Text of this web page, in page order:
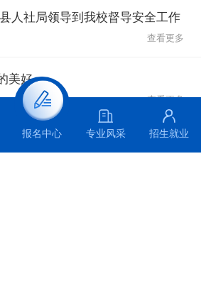
人社局领导到我校督导安全工作
查看更多
美好
查看更多
主题宣讲 | 青春无毒 向阳而生 ——石家庄装备制造学校开展防范青少年药物滥用主题宣讲活动
报名中心 专业风采 招生就业